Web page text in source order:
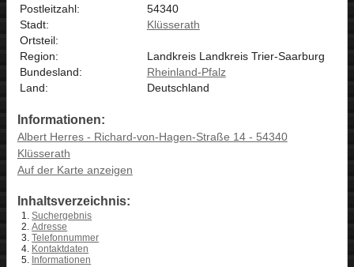
Postleitzahl:
54340
Stadt:
Klüsserath
Ortsteil:
Region:
Landkreis Landkreis Trier-Saarburg
Bundesland:
Rheinland-Pfalz
Land:
Deutschland
Informationen:
Albert Herres - Richard-von-Hagen-Straße 14 - 54340
Klüsserath
Auf der Karte anzeigen
Inhaltsverzeichnis:
Suchergebnis
Adresse
Telefonnummer
Kontaktdaten
Informationen